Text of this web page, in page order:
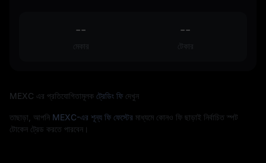
--
মেকার
--
টেকার
MEXC এর প্রতিযোগিতামূলক ট্রেডিং ফি দেখুন
তাছাড়া, আপনি MEXC-এর শূন্য ফি ফেস্টের মাধ্যমে কোনও ফি ছাড়াই নির্বাচিত স্পট
টোকেন ট্রেড করতে পারবেন।